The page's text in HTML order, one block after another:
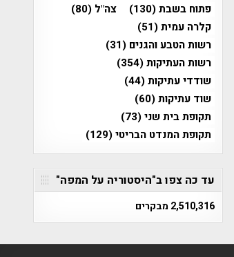
פתוח בשבת(130) צה"ל (80)
קלרה עמית(51)
רשות הטבע והגנים (31)
רשות העתיקות(354)
שודדי עתיקות(44)
שוד עתיקות(60)
תקופת בית שני(73)
תקופת המנדט הבריטי(129)
עד כה צפו ב"היסטוריה על המפה"
2,510,316 מבקרים